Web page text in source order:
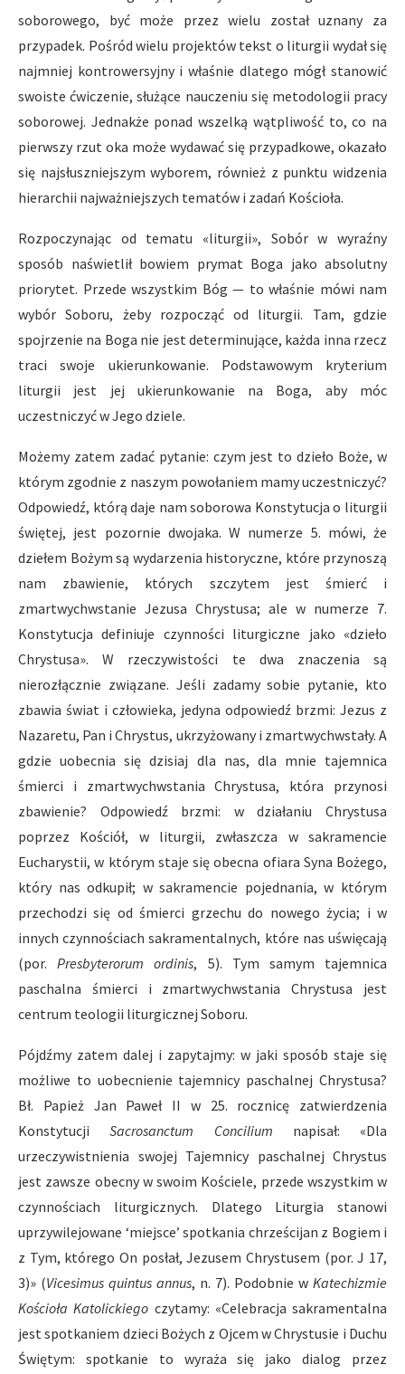
soborowego, być może przez wielu został uznany za
przypadek. Pośród wielu projektów tekst o liturgii wydał się
najmniej kontrowersyjny i właśnie dlatego mógł stanowić
swoiste ćwiczenie, służące nauczeniu się metodologii pracy
soborowej. Jednakże ponad wszelką wątpliwość to, co na
pierwszy rzut oka może wydawać się przypadkowe, okazało
się najsłuszniejszym wyborem, również z punktu widzenia
hierarchii najważniejszych tematów i zadań Kościoła.
Rozpoczynając od tematu «liturgii», Sobór w wyraźny
sposób naświetlił bowiem prymat Boga jako absolutny
priorytet. Przede wszystkim Bóg — to właśnie mówi nam
wybór Soboru, żeby rozpocząć od liturgii. Tam, gdzie
spojrzenie na Boga nie jest determinujące, każda inna rzecz
traci swoje ukierunkowanie. Podstawowym kryterium
liturgii jest jej ukierunkowanie na Boga, aby móc
uczestniczyć w Jego dziele.
Możemy zatem zadać pytanie: czym jest to dzieło Boże, w
którym zgodnie z naszym powołaniem mamy uczestniczyć?
Odpowiedź, którą daje nam soborowa Konstytucja o liturgii
świętej, jest pozornie dwojaka. W numerze 5. mówi, że
dziełem Bożym są wydarzenia historyczne, które przynoszą
nam zbawienie, których szczytem jest śmierć i
zmartwychwstanie Jezusa Chrystusa; ale w numerze 7.
Konstytucja definiuje czynności liturgiczne jako «dzieło
Chrystusa». W rzeczywistości te dwa znaczenia są
nierozłącznie związane. Jeśli zadamy sobie pytanie, kto
zbawia świat i człowieka, jedyna odpowiedź brzmi: Jezus z
Nazaretu, Pan i Chrystus, ukrzyżowany i zmartwychwstały. A
gdzie uobecnia się dzisiaj dla nas, dla mnie tajemnica
śmierci i zmartwychwstania Chrystusa, która przynosi
zbawienie? Odpowiedź brzmi: w działaniu Chrystusa
poprzez Kościół, w liturgii, zwłaszcza w sakramencie
Eucharystii, w którym staje się obecna ofiara Syna Bożego,
który nas odkupił; w sakramencie pojednania, w którym
przechodzi się od śmierci grzechu do nowego życia; i w
innych czynnościach sakramentalnych, które nas uświęcają
(por.Presbyterorum ordinis, 5). Tym samym tajemnica
paschalna śmierci i zmartwychwstania Chrystusa jest
centrum teologii liturgicznej Soboru.
Pójdźmy zatem dalej i zapytajmy: w jaki sposób staje się
możliwe to uobecnienie tajemnicy paschalnej Chrystusa?
Bł. Papież Jan Paweł II w 25. rocznicę zatwierdzenia
KonstytucjiSacrosanctum Concilium napisał: «Dla
urzeczywistnienia swojej Tajemnicy paschalnej Chrystus
jest zawsze obecny w swoim Kościele, przede wszystkim w
czynnościach liturgicznych. Dlatego Liturgia stanowi
uprzywilejowane ‘miejsce’ spotkania chrześcijan z Bogiem i
z Tym, którego On posłał, Jezusem Chrystusem (por. J 17,
3)» (Vicesimus quintus annus, n. 7). Podobnie w Katechizmie
Kościoła Katolickiego czytamy: «Celebracja sakramentalna
jest spotkaniem dzieci Bożych z Ojcem w Chrystusie i Duchu
Świętym: spotkanie to wyraża się jako dialog przez